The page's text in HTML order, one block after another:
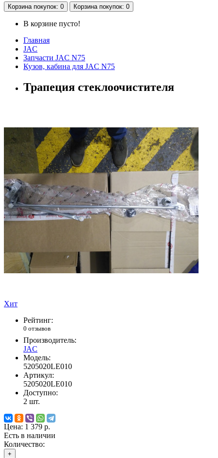
Корзина покупок: 0 Корзина покупок: 0
В корзине пусто!
Главная
JAC
Запчасти JAC N75
Кузов, кабина для JAC N75
Трапеция стеклоочистителя
Хит
Рейтинг:
0 отзывов
Производитель:
JAC
Модель:
5205020LE010
Артикул:
5205020LE010
Доступно:
2 шт.
Цена: 1 379 р.
Есть в наличии
Количество:
+